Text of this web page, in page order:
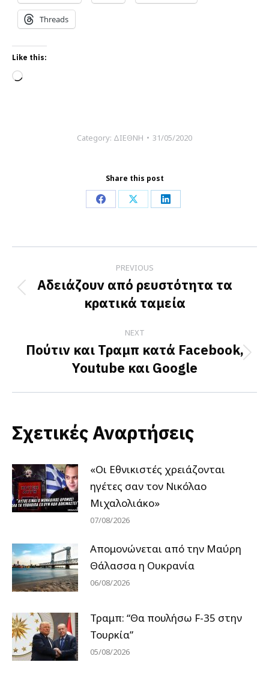
Threads
Like this:
Loading…
Category: ΔΙΕΘΝΗ 31/05/2020
Share this post
Share
Facebook
Share
X
Share
LinkedIn
navigation
PREVIOUS
Previous
post:
Αδειάζουν από ρευστότητα τα
κρατικά ταμεία
NEXT
Next
post:
Πούτιν και Τραμπ κατά Facebook,
Youtube και Google
Σχετικές Αναρτήσεις
«Οι Εθνικιστές χρειάζονται
ηγέτες σαν τον Νικόλαο
Μιχαλολιάκο»
07/08/2026
Απομονώνεται από την Μαύρη
Θάλασσα η Ουκρανία
06/08/2026
Τραμπ: “Θα πουλήσω F-35 στην
Τουρκία”
05/08/2026